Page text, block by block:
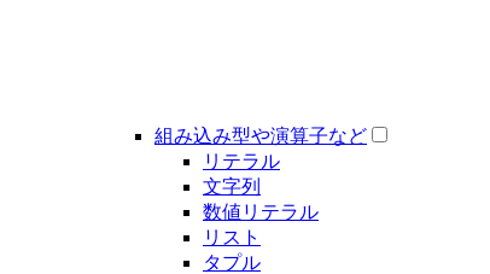
組み込み型や演算子など
リテラル
文字列
数値リテラル
リスト
タプル